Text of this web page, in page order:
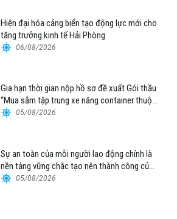
Hiện đại hóa cảng biển tạo động lực mới cho
tăng trưởng kinh tế Hải Phòng
06/08/2026
Gia hạn thời gian nộp hồ sơ đề xuất Gói thầu
“Mua sắm tập trung xe nâng container thuộc
Tổng công ty Hàng hải Việt Nam – CTCP”
05/08/2026
Sự an toàn của mỗi người lao động chính là
nền tảng vững chắc tạo nên thành công của
Cảng Đà Nẵng
05/08/2026